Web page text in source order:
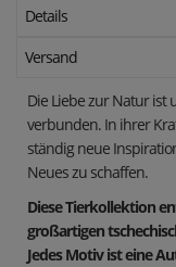
Details
Versand
Die Liebe zur Natur ist
verbunden. In ihrer
ständig neue
Neues zu schaffen.
Diese Tierkollektion
großartigen
Jedes Motiv ist eine